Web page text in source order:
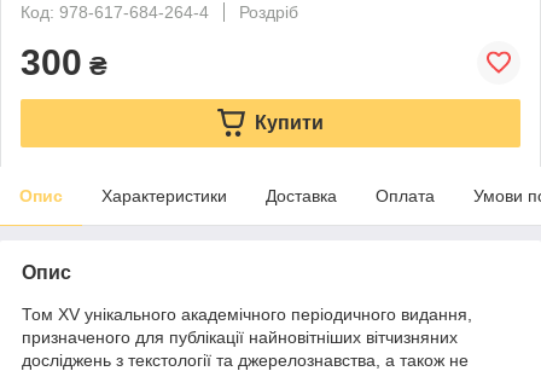
Код: 978-617-684-264-4
Роздріб
300 ₴
Купити
Опис Характеристики Доставка Оплата Умови
Опис
Том XV унікального академічного періодичного видання,
призначеного для публікації найновітніших вітчизняних
досліджень з текстології та джерелознавства, а також не